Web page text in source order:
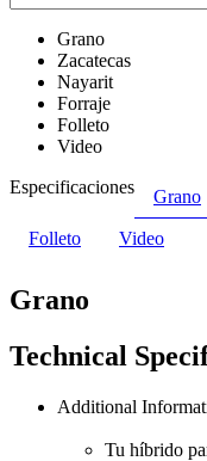
Grano
Zacatecas
Nayarit
Forraje
Folleto
Video
Especificaciones
Grano
Folleto Video
Grano
Technical
Additional
Tu híbrido